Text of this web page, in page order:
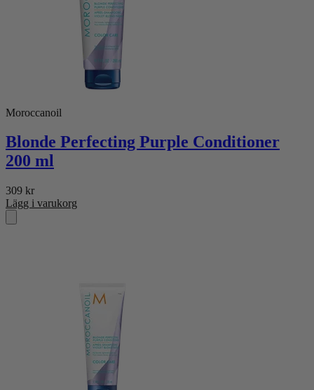
Moroccanoil
Blonde Perfecting Purple Conditioner
200 ml
309 kr
Lägg i varukorg